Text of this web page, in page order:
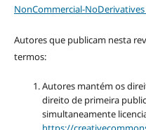
NonCommercial-
Autores que publicam nesta
termos:
Autores mantém os
direito de primeira
simultaneamente